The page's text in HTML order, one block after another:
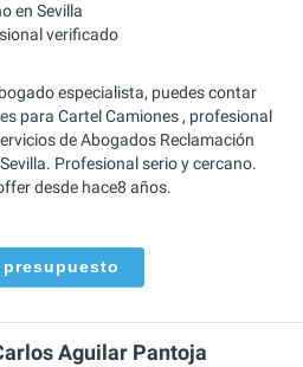
en Sevilla
verificado
especialista, puedes contar
para Cartel Camiones , profesional
de Abogados Reclamación
Profesional serio y cercano.
desde hace8 años.
presupuesto
Aguilar Pantoja